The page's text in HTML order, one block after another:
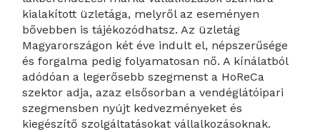
kialakított üzletága, melyről az eseményen
bővebben is tájékozódhatsz. Az üzletág
Magyarországon két éve indult el, népszerűsége
és forgalma pedig folyamatosan nő. A kínálatból
adódóan a legerősebb szegmenst a HoReCa
szektor adja, azaz elsősorban a vendéglátóipari
szegmensben nyújt kedvezményeket és
kiegészítő szolgáltatásokat vállalkozásoknak.